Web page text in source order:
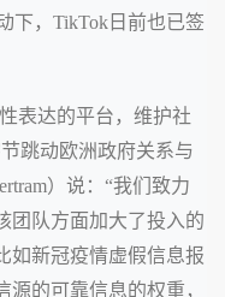
下，TikTok日前也已签
表达的平台，维护社
跳动欧洲政府关系与
）说：“我们致力
团队方面加大了投入的
如新冠疫情虚假信息报
的可靠信息的权重，